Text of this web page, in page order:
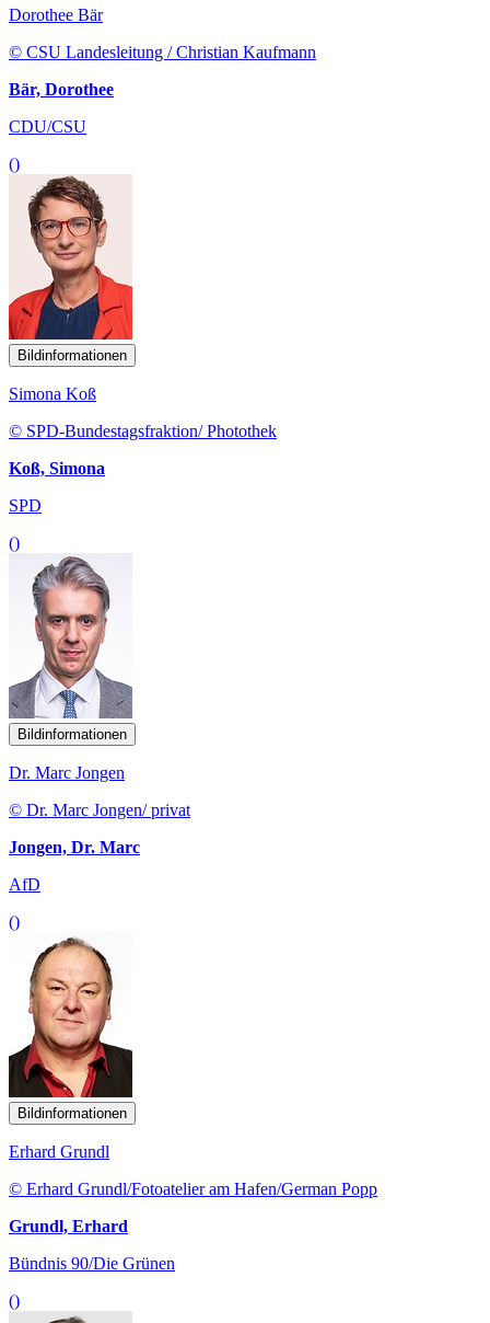
Dorothee Bär
© CSU Landesleitung / Christian Kaufmann
Bär, Dorothee
CDU/CSU
()
Bildinformationen
Simona Koß
© SPD-Bundestagsfraktion/ Photothek
Koß, Simona
SPD
()
Bildinformationen
Dr. Marc Jongen
© Dr. Marc Jongen/ privat
Jongen, Dr. Marc
AfD
()
Bildinformationen
Erhard Grundl
© Erhard Grundl/Fotoatelier am Hafen/German Popp
Grundl, Erhard
Bündnis 90/Die Grünen
()